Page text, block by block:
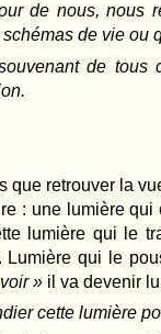
de nous, nous
de vie ou
de
que retrouver la
: une lumière
lumière qui le
Lumière qui le
» il va devenir
cette lumière